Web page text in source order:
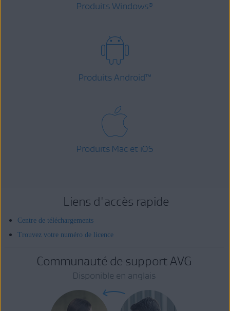
Produits Windows®
Produits Android™
Produits Mac et iOS
Liens d'accès rapide
Centre de téléchargements
Trouvez votre numéro de licence
Communauté de support AVG
Disponible en anglais